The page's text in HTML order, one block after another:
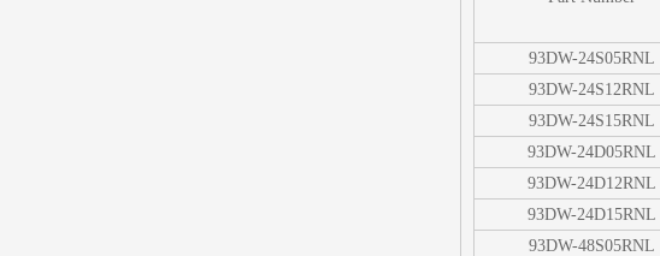
93DW-24S05RNL
93DW-24S12RNL
93DW-24S15RNL
93DW-24D05RNL
93DW-24D12RNL
93DW-24D15RNL
93DW-48S05RNL